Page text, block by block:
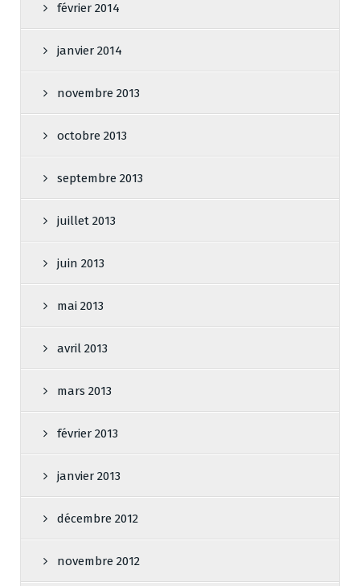
février 2014
janvier 2014
novembre 2013
octobre 2013
septembre 2013
juillet 2013
juin 2013
mai 2013
avril 2013
mars 2013
février 2013
janvier 2013
décembre 2012
novembre 2012